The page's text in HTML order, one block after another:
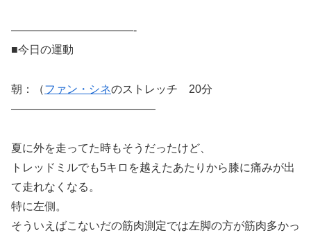
———————————-
■今日の運動
朝：（ファン・シネのストレッチ 20分
—————————————
夏に外を走ってた時もそうだったけど、
トレッドミルでも5キロを越えたあたりから膝に痛みが出
て走れなくなる。
特に左側。
そういえばこないだの筋肉測定では左脚の方が筋肉多かっ